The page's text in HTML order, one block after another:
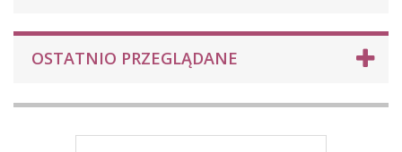
OSTATNIO PRZEGLĄDANE